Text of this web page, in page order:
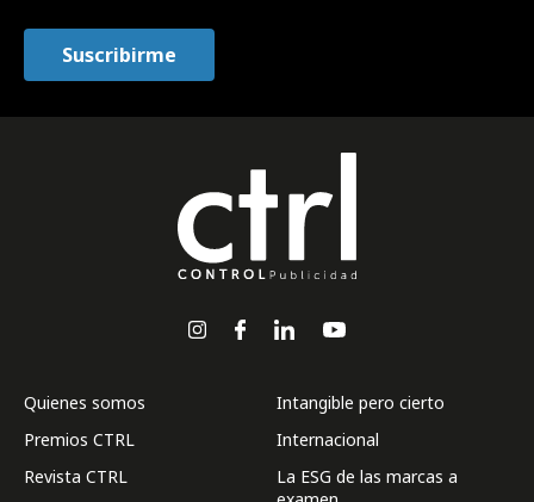
Quienes somos
Premios CTRL
Revista CTRL
Intangible pero cierto
Internacional
La ESG de las marcas a